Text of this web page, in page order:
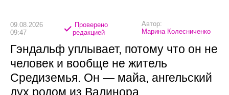
09.08.2026
09:47
Проверено
редакцией
Автор:
Марина Колесниченко
Гэндальф уплывает, потому что он не
человек и вообще не житель
Средиземья. Он — майа, ангельский
дух родом из Валинора,